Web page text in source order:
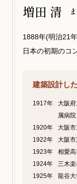
増田 清
1888年(明治21
日本の初期のコ
建築設計し
1917年
大阪
属病
1920年
大阪
1922年
大阪
1923年
相愛
1924年
三木
1925年
龍谷